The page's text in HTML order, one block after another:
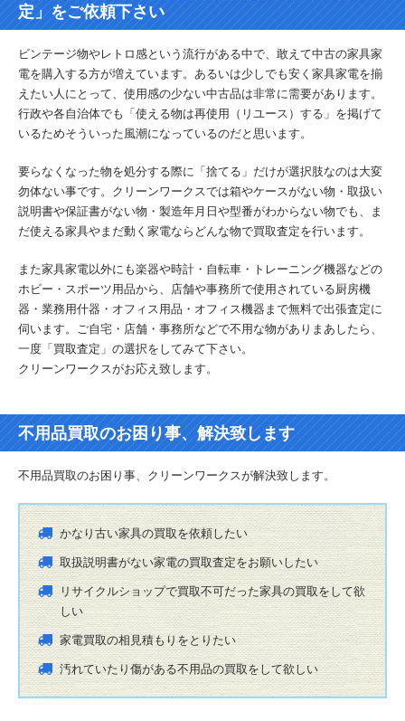
定」をご依頼下さい
ビンテージ物やレトロ感という流行がある中で、敢えて中古の家具家
電を購入する方が増えています。あるいは少しでも安く家具家電を揃
えたい人にとって、使用感の少ない中古品は非常に需要があります。
行政や各自治体でも「使える物は再使用（リユース）する」を掲げて
いるためそういった風潮になっているのだと思います。
要らなくなった物を処分する際に「捨てる」だけが選択肢なのは大変
勿体ない事です。クリーンワークスでは箱やケースがない物・取扱い
説明書や保証書がない物・製造年月日や型番がわからない物でも、ま
だ使える家具やまだ動く家電ならどんな物で買取査定を行います。
また家具家電以外にも楽器や時計・自転車・トレーニング機器などの
ホビー・スポーツ用品から、店舗や事務所で使用されている厨房機
器・業務用什器・オフィス用品・オフィス機器まで無料で出張査定に
伺います。ご自宅・店舗・事務所などで不用な物がありまあしたら、
一度「買取査定」の選択をしてみて下さい。
クリーンワークスがお応え致します。
不用品買取のお困り事、解決致します
不用品買取のお困り事、クリーンワークスが解決致します。
かなり古い家具の買取を依頼したい
取扱説明書がない家電の買取査定をお願いしたい
リサイクルショップで買取不可だった家具の買取をして欲
しい
家電買取の相見積もりをとりたい
汚れていたり傷がある不用品の買取をして欲しい